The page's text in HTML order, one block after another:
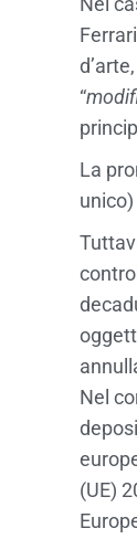
“
La
Nel
(UE)